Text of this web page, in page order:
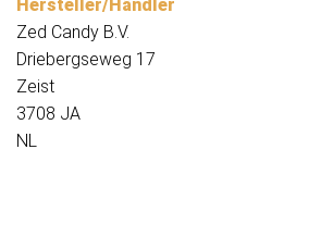
Hersteller/Händler
Zed Candy B.V.
Driebergseweg 17
Zeist
3708 JA
NL